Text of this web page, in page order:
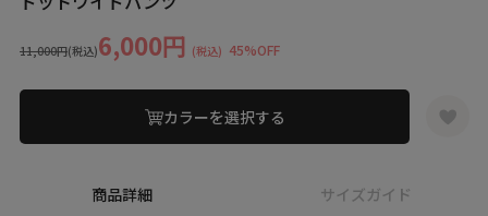
11,000円(税込)6,000円 (税込) 45%OFF
カラーを選択する
商品詳細 サイズガイド